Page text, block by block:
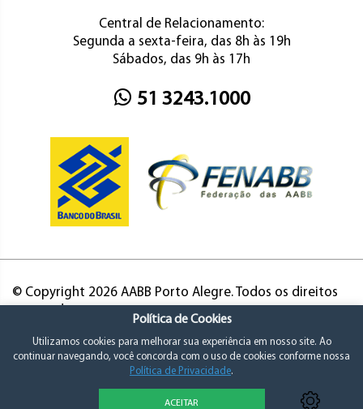
Central de Relacionamento:
Segunda a sexta-feira, das 8h às 19h
Sábados, das 9h às 17h
51 3243.1000
© Copyright 2026 AABB Porto Alegre. Todos os direitos
Política de Cookies
Utilizamos cookies para melhorar sua experiência em nosso site. Ao
continuar navegando, você concorda com o uso de cookies conforme nossa
Política de Privacidade.
ACEITAR